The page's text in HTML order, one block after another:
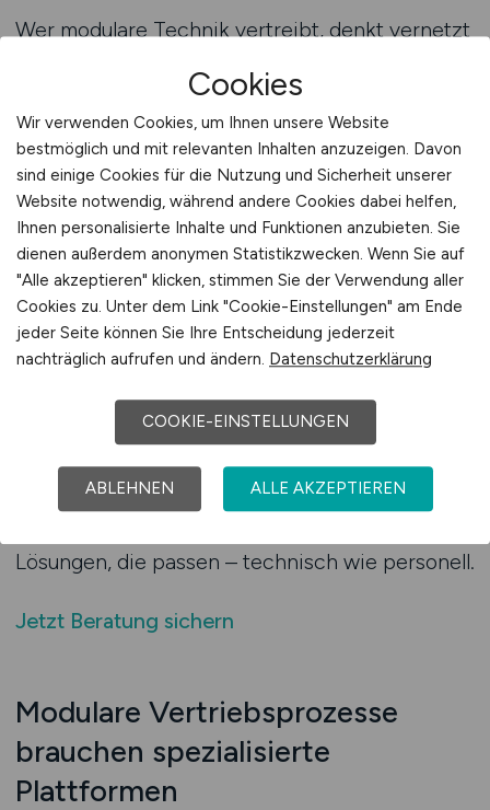
Wer modulare Technik vertreibt, denkt vernetzt
Einsatzfelder hinweg. Ihre Vertriebsstruktur
muss diesen Denkstil abbilden: analytisch,
beratungsstark, konfigurationssicher. Mit
VERTRIEB.JOBS erreichen Sie gezielt
Vertriebsprofis, die modular denken,
konfigurativ verkaufen und technische
Optionen in marktfähige Lösungen übersetzen
können. Die Ausschreibung erfolgt strukturiert,
klar verständlich und abgestimmt auf die
Sprache technischer Entscheider. Ihre Anzeige
Vertriebspositionen und vermittelt sofort: Hier
wird kein Produkt verkauft – hier wird
Lösungskompetenz gesucht. So entsteht ein
Bewerberumfeld, das nicht auf Masse, sondern
Lösungen, die passen – technisch wie personell.
Jetzt Beratung sichern
Modulare Vertriebsprozesse
brauchen spezialisierte
Plattformen
Cookies
Wir verwenden Cookies, um Ihnen unsere Website
bestmöglich und mit relevanten Inhalten anzuzeigen. Davon
sind einige Cookies für die Nutzung und Sicherheit unserer
Website notwendig, während andere Cookies dabei helfen,
Ihnen personalisierte Inhalte und Funktionen anzubieten. Sie
dienen außerdem anonymen Statistikzwecken. Wenn Sie auf
"Alle akzeptieren" klicken, stimmen Sie der Verwendung aller
Cookies zu. Unter dem Link "Cookie-Einstellungen" am Ende
jeder Seite können Sie Ihre Entscheidung jederzeit
nachträglich aufrufen und ändern. Datenschutzerklärung
COOKIE-EINSTELLUNGEN
ABLEHNEN ALLE AKZEPTIEREN